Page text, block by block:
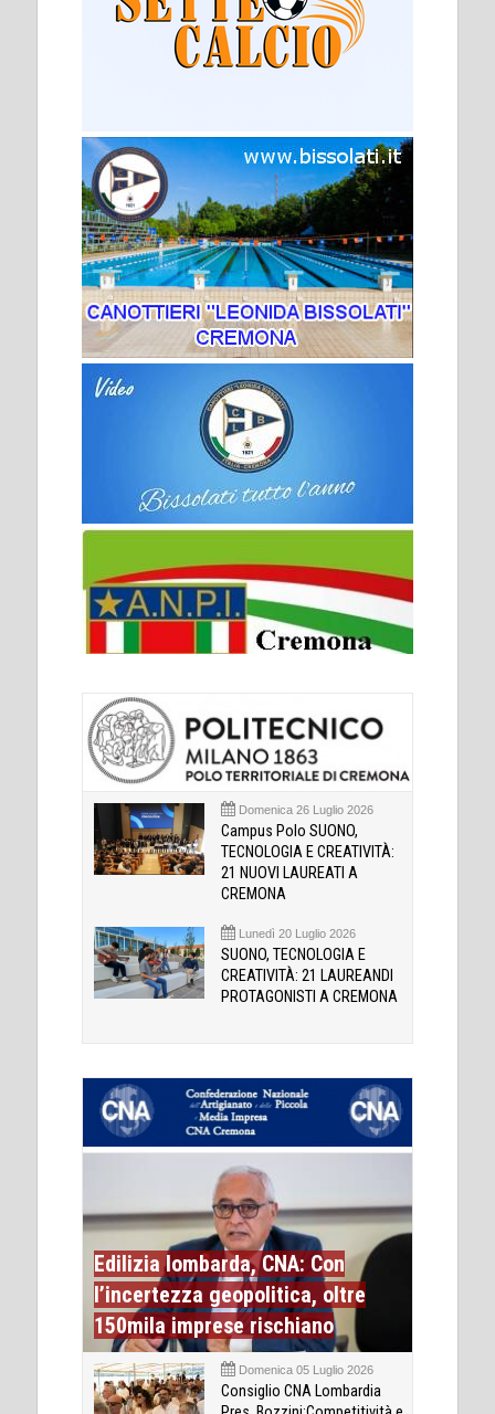
Domenica 26 Luglio 2026
Campus Polo SUONO,
TECNOLOGIA E CREATIVITÀ:
21 NUOVI LAUREATI A
CREMONA
Lunedì 20 Luglio 2026
SUONO, TECNOLOGIA E
CREATIVITÀ: 21 LAUREANDI
PROTAGONISTI A CREMONA
Edilizia lombarda, CNA: Con
l’incertezza geopolitica, oltre
150mila imprese rischiano
Domenica 05 Luglio 2026
Consiglio CNA Lombardia